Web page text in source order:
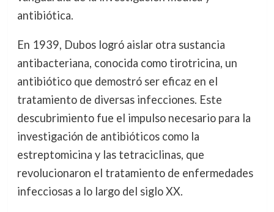
antibiótica.
En 1939, Dubos logró aislar otra sustancia
antibacteriana, conocida como tirotricina, un
antibiótico que demostró ser eficaz en el
tratamiento de diversas infecciones. Este
descubrimiento fue el impulso necesario para la
investigación de antibióticos como la
estreptomicina y las tetraciclinas, que
revolucionaron el tratamiento de enfermedades
infecciosas a lo largo del siglo XX.